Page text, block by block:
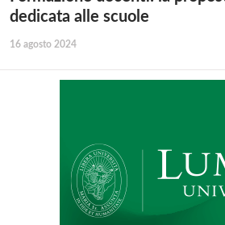
dedicata alle scuole
16 agosto 2024